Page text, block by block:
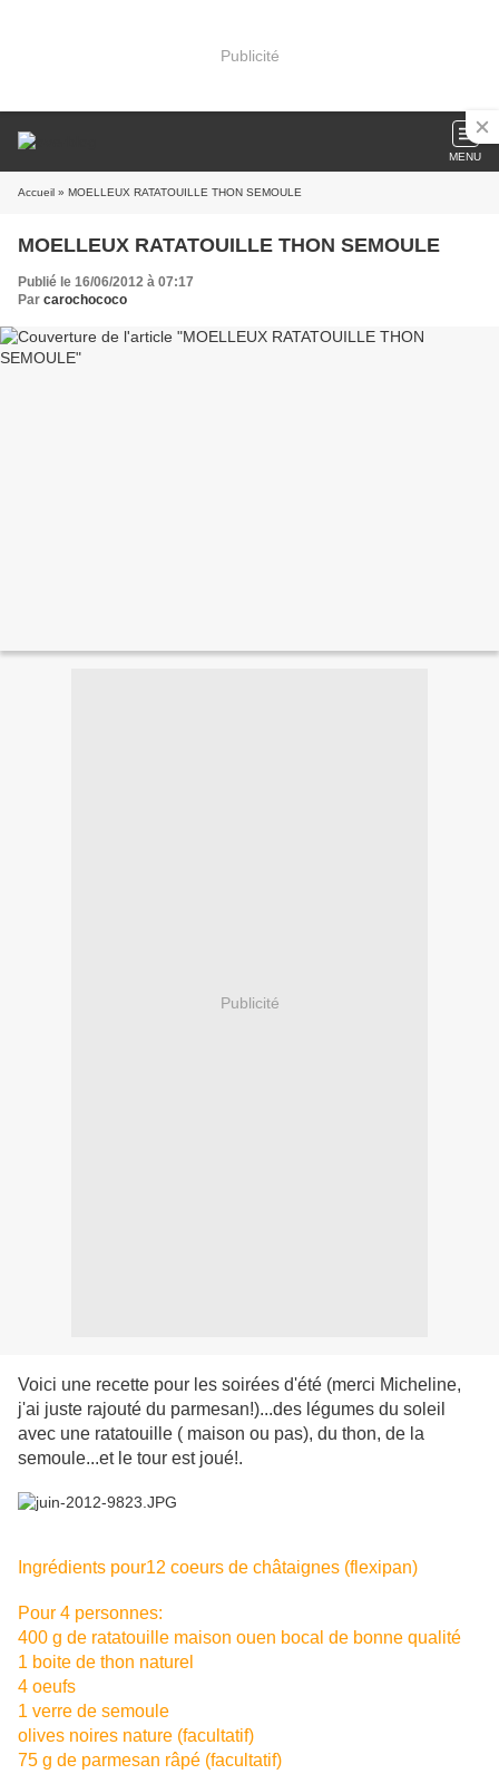
Publicité
MENU
Accueil » MOELLEUX RATATOUILLE THON SEMOULE
MOELLEUX RATATOUILLE THON SEMOULE
Publié le 16/06/2012 à 07:17
Par carochococo
Publicité
Voici une recette pour les soirées d'été (merci Micheline,
j'ai juste rajouté du parmesan!)...des légumes du soleil
avec une ratatouille ( maison ou pas), du thon, de la
semoule...et le tour est joué!.
Ingrédients pour12 coeurs de châtaignes (flexipan)
Pour 4 personnes:
400 g de ratatouille maison ouen bocal de bonne qualité
1 boite de thon naturel
4 oeufs
1 verre de semoule
olives noires nature (facultatif)
75 g de parmesan râpé (facultatif)